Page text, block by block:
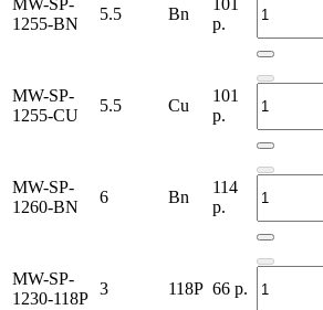
MW-SP-
1255-BN
5.5 Bn
101
р.
MW-SP-
1255-CU
5.5 Cu
101
р.
MW-SP-
1260-BN
6 Bn
114
р.
MW-SP-
1230-118P
3 118P 66 р.